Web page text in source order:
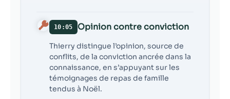
10:05 Opinion contre conviction
Thierry distingue l’opinion, source de
conflits, de la conviction ancrée dans la
connaissance, en s’appuyant sur les
témoignages de repas de famille
tendus à Noël.